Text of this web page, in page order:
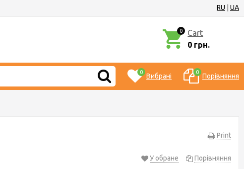
RU UA
0
Cart
0 грн.
0 Вибрані 0 Порівняння
Print
У обране Порівняння